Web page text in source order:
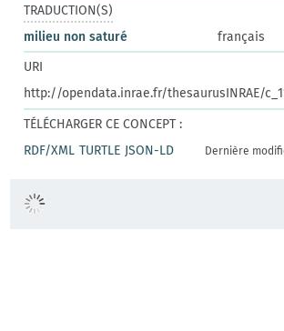
TRADUCTION(S)
milieu non saturé
français
URI
http://opendata.inrae.fr/thesaurusINRAE/
TÉLÉCHARGER CE CONCEPT :
RDF/XML TURTLE JSON-LD Dernière